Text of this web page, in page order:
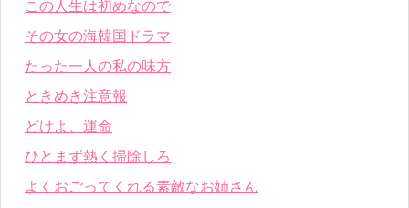
この人生は初めなので
その女の海韓国ドラマ
たった一人の私の味方
ときめき注意報
どけよ、運命
ひとまず熱く掃除しろ
よくおごってくれる素敵なお姉さん